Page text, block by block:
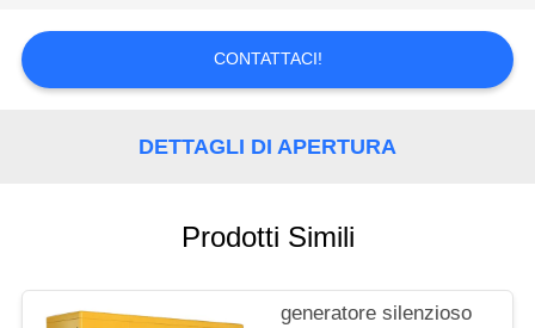
MAPPA
POLICY
CONTATTACI!
DETTAGLI DI APERTURA
Prodotti Simili
generatore silenzioso